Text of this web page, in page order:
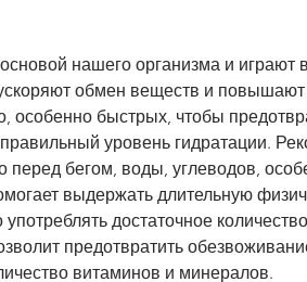
нашего организма и играют
обмен веществ и
особенно быстрых, чтобы
уровень гидратации.
перед бегом, воды, углеводов,
выдержать длительную
достаточное
предотвратить
витаминов и минералов.